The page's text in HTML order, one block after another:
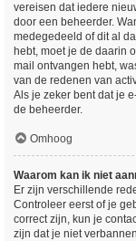
vereisen dat iedere
door een beheerder.
medegedeeld of dit al
hebt, moet je de daarin
mail ontvangen hebt,
van de redenen van
Als je zeker bent dat je
de beheerder.
Omhoog
Waarom kan ik niet
Er zijn verschillende
Controleer eerst of je
correct zijn, kun je
zijn dat je niet